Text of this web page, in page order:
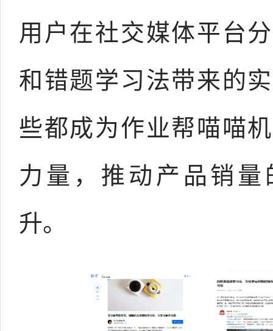
用户在社交媒体平台
和错题学习法带来的
些都成为作业帮喵喵
力量，推动产品销量
升。